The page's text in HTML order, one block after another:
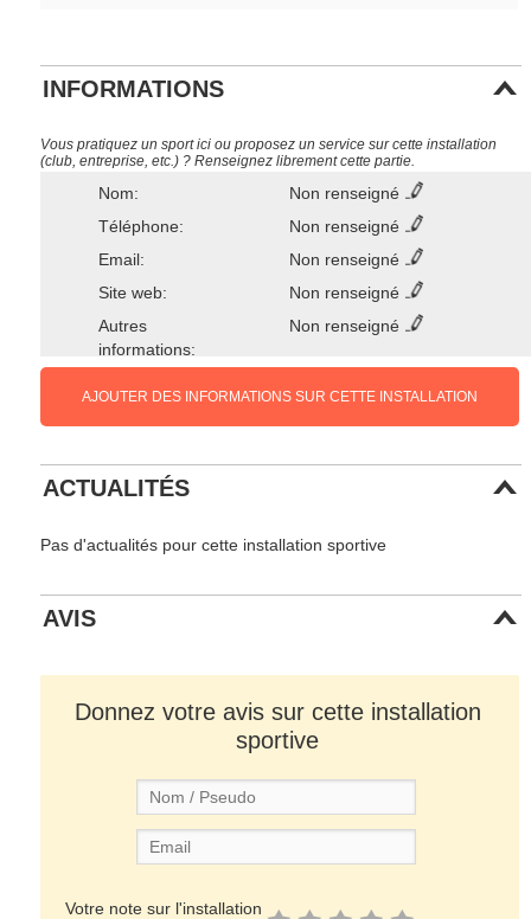
INFORMATIONS
Vous pratiquez un sport ici ou proposez un service sur cette installation
(club, entreprise, etc.) ? Renseignez librement cette partie.
Nom:
Non renseigné
Téléphone:
Non renseigné
Email:
Non renseigné
Site web:
Non renseigné
Autres
informations:
Non renseigné
AJOUTER DES INFORMATIONS SUR CETTE INSTALLATION
ACTUALITÉS
Pas d'actualités pour cette installation sportive
AVIS
Donnez votre avis sur cette installation
sportive
Votre note sur l'installation